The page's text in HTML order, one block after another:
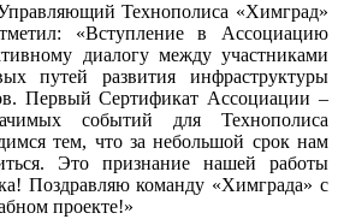
Технополиса «Химград»
«Вступление в Ассоциацию
диалогу между участниками
путей развития инфраструктуры
Первый Сертификат Ассоциации –
событий для Технополиса
тем, что за небольшой срок нам
Это признание нашей работы
Поздравляю команду «Химграда» с
проекте!»